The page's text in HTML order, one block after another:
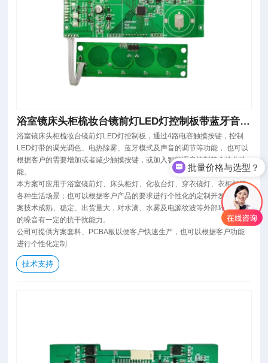
浴室镜床头柜梳妆台镜前灯LED灯控制板带蓝牙音响
时间温度显示
浴室镜床头柜梳妆台镜前灯LED灯控制板，通过4路电容触摸按键，控制
LED灯带的调光调色、电热除雾、蓝牙模式及声音的调节等功能， 也可以
根据客户的需要增加或者减少触摸按键，或加入智能语音控制等个性化功
能。
本方案可应用于浴室镜前灯、床头柜灯、化妆台灯、穿衣镜灯、衣柜灯等
各种生活场景；也可以根据客户产品的要求进行个性化的定制开发。该方
案技术成熟、稳定、出货量大，对水滴、水雾及电源纹波等外部环境引起
的噪音有一定的抗干扰能力。
公司可提供方案套料、PCBA板以便客户快速生产，也可以根据客户功能
进行个性化定制
技术支持
批量价格与选型？
电话微信沟通